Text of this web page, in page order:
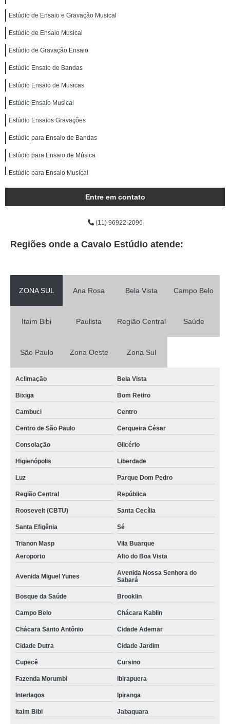
Estúdio de Ensaio e Gravação Musical
Estúdio de Ensaio Musical
Estúdio de Gravação Ensaio
Estúdio Ensaio de Bandas
Estúdio Ensaio de Musicas
Estúdio Ensaio Musical
Estúdio Ensaios Gravações
Estúdio para Ensaio de Bandas
Estúdio para Ensaio de Música
Estúdio para Ensaio Musical
Estúdios para Ensaios Musicais de Banda
Sala de Ensaio Musical
Entre em contato
(11) 96922-2096
Regiões onde a Cavalo Estúdio atende:
ZONA SUL Ana Rosa Bela Vista Campo Belo
Itaim Bibi Paulista Região Central Saúde
São Paulo Zona Oeste Zona Sul
Aclimação Bela Vista
Bixiga Bom Retiro
Cambuci Centro
Centro de São Paulo Cerqueira César
Consolação Glicério
Higienópolis Liberdade
Luz Parque Dom Pedro
Região Central República
Roosevelt (CBTU) Santa Cecília
Santa Efigênia Sé
Trianon Masp
Vila Buarque
Aeroporto
Alto do Boa Vista
Avenida Miguel Yunes
Avenida Nossa Senhora do
Sabará
Bosque da Saúde Brooklin
Campo Belo Chácara Kablin
Chácara Santo Antônio Cidade Ademar
Cidade Dutra Cidade Jardim
Cupecê Cursino
Fazenda Morumbi Ibirapuera
Interlagos Ipiranga
Itaim Bibi Jabaquara